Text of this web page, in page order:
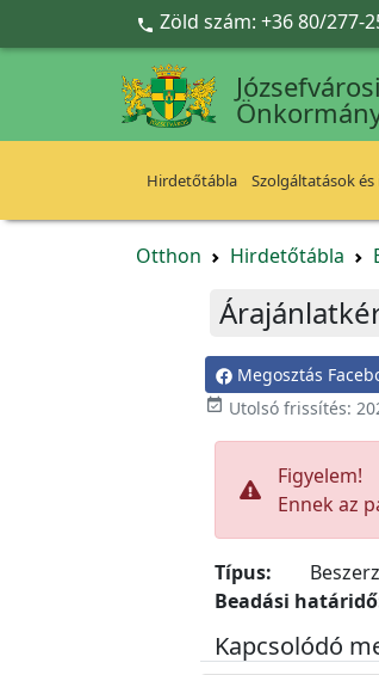
Ugrás a fő tartalomra
 Zöld szám: +36 80/277-
Józsefvárosi
Hirdetőtábla Szolgáltatások
Otthon Hirdetőtábla
Megosztás
 Utolsó frissítés:
Figyelem!
Ennek az
Típus:
Beadási
Kapcsolódó